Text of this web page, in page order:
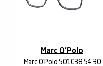
Marc O'Polo
Marc O'Polo 501038 54 30